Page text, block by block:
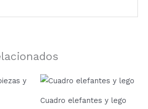
Cuadro elefantes y lego